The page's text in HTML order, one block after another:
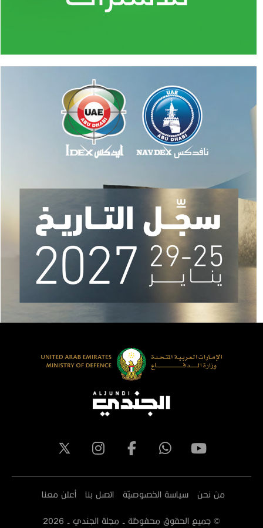
من نحن سياسة الخصوصيّة اتصل بنا أعلن معنا
© جميع الحقوق محفوظة - مجلة الجندي - 2026